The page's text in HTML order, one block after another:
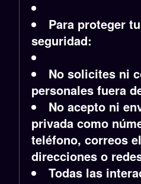
Para proteger
seguridad:
No solicites ni
personales fuera
No acepto ni
privada como
teléfono, correos
direcciones o
Todas las